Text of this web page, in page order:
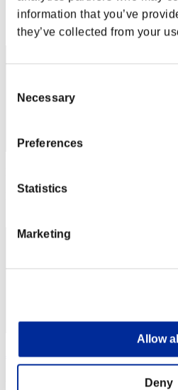
information that you’ve
they’ve collected from your
Selection
Necessary
Preferences
Statistics
Marketing
Allow all
Deny
Posición
62
Posición
Jeager